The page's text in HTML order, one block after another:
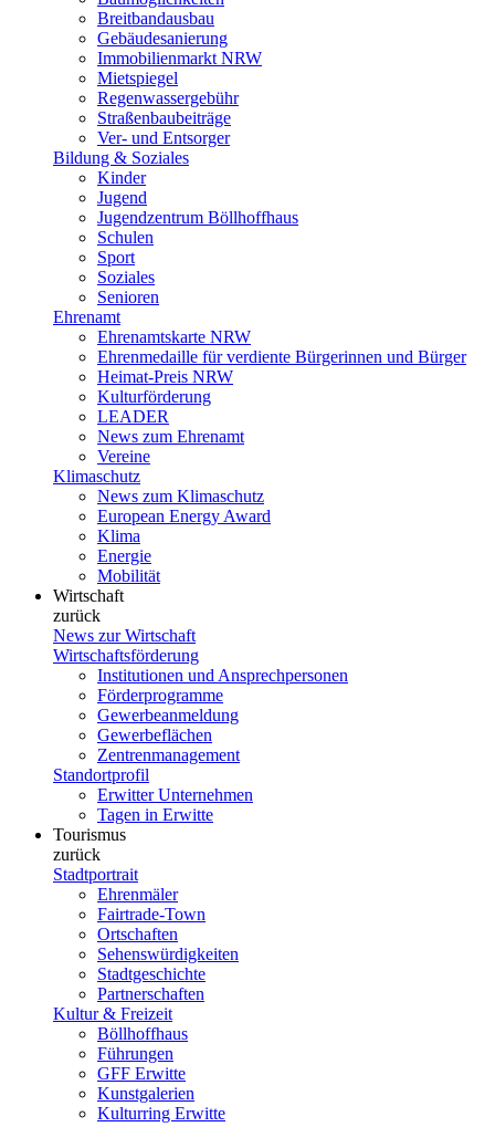
Breitbandausbau
Gebäudesanierung
Immobilienmarkt NRW
Mietspiegel
Regenwassergebühr
Straßenbaubeiträge
Ver- und Entsorger
Bildung & Soziales
Kinder
Jugend
Jugendzentrum Böllhoffhaus
Schulen
Sport
Soziales
Senioren
Ehrenamt
Ehrenamtskarte NRW
Ehrenmedaille für verdiente Bürgerinnen und Bürger
Heimat-Preis NRW
Kulturförderung
LEADER
News zum Ehrenamt
Vereine
Klimaschutz
News zum Klimaschutz
European Energy Award
Klima
Energie
Mobilität
Wirtschaft
zurück
News zur Wirtschaft
Wirtschaftsförderung
Institutionen und Ansprechpersonen
Förderprogramme
Gewerbeanmeldung
Gewerbeflächen
Zentrenmanagement
Standortprofil
Erwitter Unternehmen
Tagen in Erwitte
Tourismus
zurück
Stadtportrait
Ehrenmäler
Fairtrade-Town
Ortschaften
Sehenswürdigkeiten
Stadtgeschichte
Partnerschaften
Kultur & Freizeit
Böllhoffhaus
Führungen
GFF Erwitte
Kunstgalerien
Kulturring Erwitte